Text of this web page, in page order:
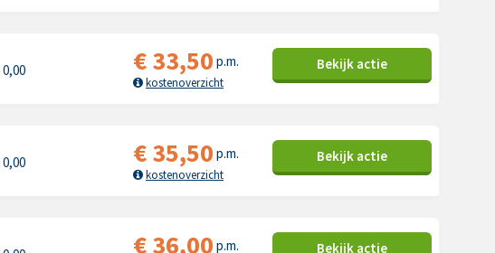
0,00 €33,50 p.m.
kostenoverzicht
Bekijk actie
0,00 €35,50 p.m.
kostenoverzicht
Bekijk actie
€36,00 p.m. Bekijk actie